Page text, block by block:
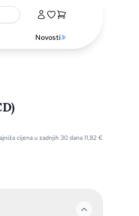
Novosti
cijena u zadnjih 30 dana11,82€